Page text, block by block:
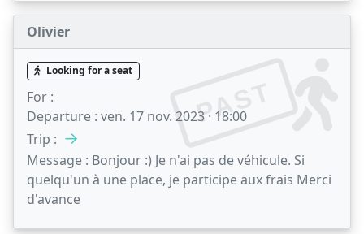
Olivier
PAST
Looking for a seat
For :
Departure : ven. 17 nov. 2023 · 18:00
Trip : →
Message : Bonjour :) Je n'ai pas de véhicule. Si
quelqu'un à une place, je participe aux frais Merci
d'avance